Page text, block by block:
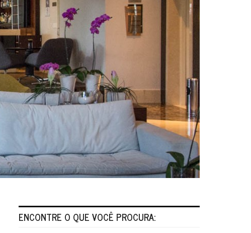
ENCONTRE O QUE VOCÊ PROCURA: